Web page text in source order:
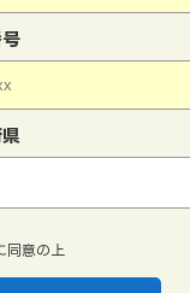
同意の上